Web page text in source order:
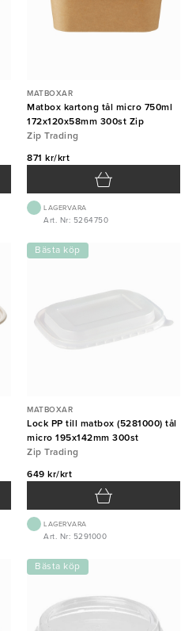
MATBOXAR
Matbox kartong tål micro 750ml
172x120x58mm 300st Zip
Zip Trading
871 kr/krt
LAGERVARA
Art. Nr: 5264750
Bästa köp
MATBOXAR
Lock PP till matbox (5281000) tål
micro 195x142mm 300st
Zip Trading
649 kr/krt
LAGERVARA
Art. Nr: 5291000
Bästa köp